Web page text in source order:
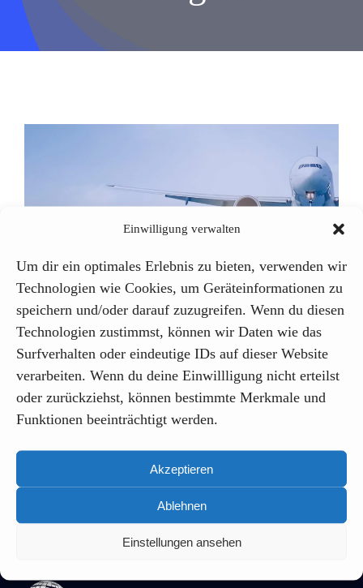
Einwilligung verwalten
Um dir ein optimales Erlebnis zu bieten, verwenden wir
Technologien wie Cookies, um Geräteinformationen zu
speichern und/oder darauf zuzugreifen. Wenn du diesen
Technologien zustimmst, können wir Daten wie das
Surfverhalten oder eindeutige IDs auf dieser Website
verarbeiten. Wenn du deine Einwillligung nicht erteilst
oder zurückziehst, können bestimmte Merkmale und
Funktionen beeinträchtigt werden.
Akzeptieren
Ablehnen
Einstellungen ansehen
Einblicke
Remote Tower transformiert die
Flugsicherung
Artificial Intelligence